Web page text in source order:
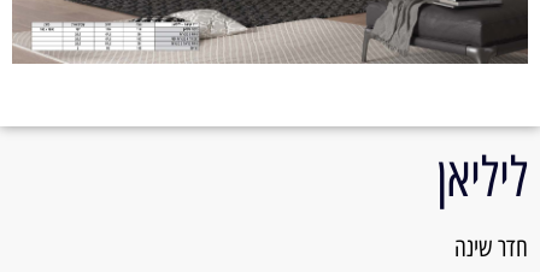
ליליאן
חדר שינה